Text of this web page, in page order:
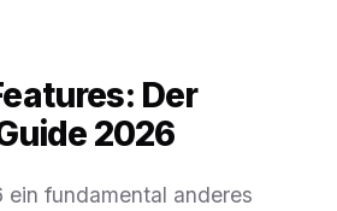
Der
2026
ein fundamental anderes